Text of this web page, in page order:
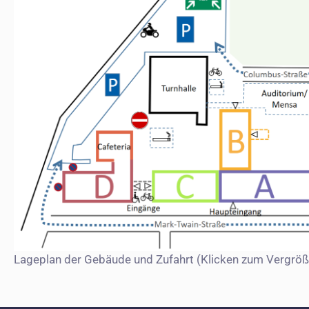
Lageplan der Gebäude und Zufahrt (Klicken zum